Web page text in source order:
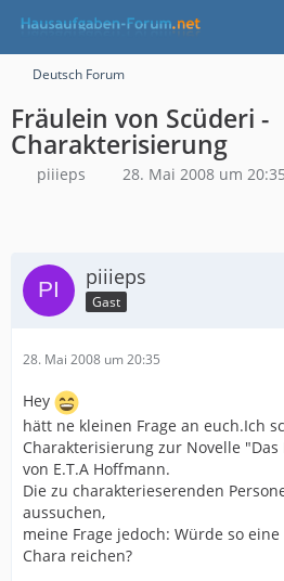
Deutsch Forum
Fräulein von Scüderi -
Charakterisierung
piiieps 28. Mai 2008 um 20:35
piiieps
Gast
28. Mai 2008 um 20:35
Hey
hätt ne kleinen Frage an euch.Ich
Charakterisierung zur Novelle
von E.T.A Hoffmann.
Die zu charakterieserenden
aussuchen,
meine Frage jedoch: Würde so
Chara reichen?